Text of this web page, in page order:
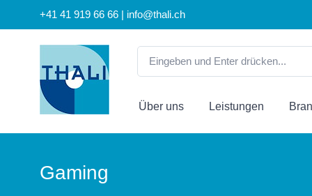
+41 41 919 66 66 | info@thali.ch
Über uns Leistungen
Gaming